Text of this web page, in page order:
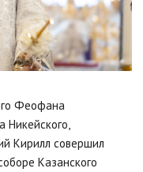
Феофана
Никейского,
Кирилл совершил
Казанского